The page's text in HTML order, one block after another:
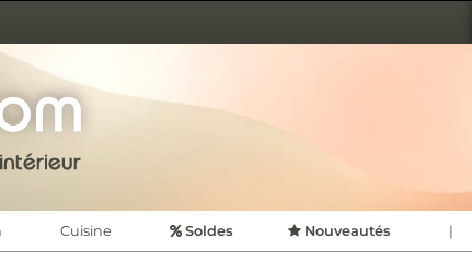
D'INTÉRIEUR
Cuisine Soldes Nouveautés |